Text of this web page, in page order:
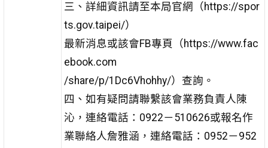
三、詳細資訊請至本局官網（https://spor
ts.gov.taipei/）
最新消息或該會FB專頁（https://www.fac
ebook.com
/share/p/1Dc6Vhohhy/）查詢。
四、如有疑問請聯繫該會業務負責人陳
沁，連絡電話：0922－510626或報名作
業聯絡人詹雅涵，連絡電話：0952－952